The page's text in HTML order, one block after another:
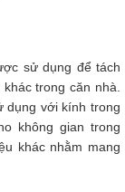
sử dụng để tách
trong căn nhà.
dụng với kính trong
không gian trong
khác nhằm mang